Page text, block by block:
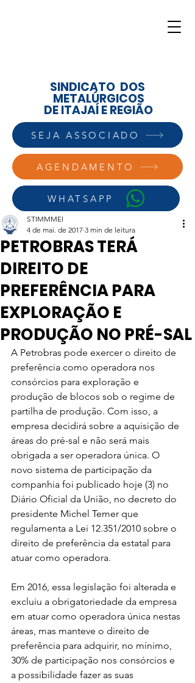
AGENDAMENTO
WHATSAPP
SINDICATO DOS
METALÚRGICOS
DE ITAJAÍ E REGIÃO
SEJA ASSOCIADO
PETROBRAS TERÁ
DIREITO DE
PREFERÊNCIA PARA
EXPLORAÇÃO E
PRODUÇÃO NO PRÉ-SAL
STIMMMEI
4 de mai. de 2017 3 min de leitura
A Petrobras pode exercer o direito de
preferência como operadora nos
consórcios para exploração e
produção de blocos sob o regime de
partilha de produção. Com isso, a
empresa decidirá sobre a aquisição de
áreas do pré-sal e não será mais
obrigada a ser operadora única. O
novo sistema de participação da
companhia foi publicado hoje (3) no
Diário Oficial da União, no decreto do
presidente Michel Temer que
regulamenta a Lei 12.351/2010 sobre o
direito de preferência da estatal para
atuar como operadora.
Em 2016, essa legislação foi alterada e
excluiu a obrigatoriedade da empresa
em atuar como operadora única nestas
áreas, mas manteve o direito de
preferência para adquirir, no mínimo,
30% de participação nos consórcios e
a possibilidade fazer as suas